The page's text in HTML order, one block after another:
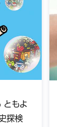
ともよ
探検